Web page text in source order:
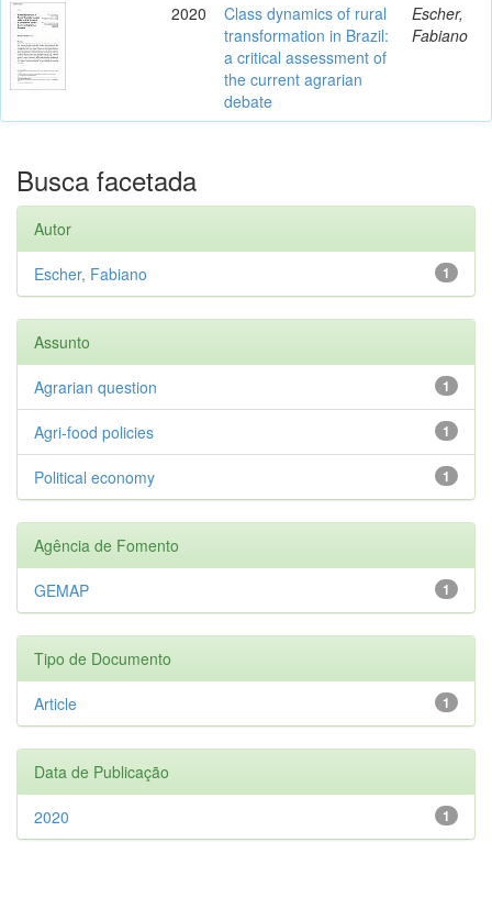
2020
Class dynamics of rural
transformation in Brazil:
a critical assessment of
the current agrarian
debate
Escher,
Fabiano
Busca facetada
Autor
1
Escher, Fabiano
Assunto
1
Agrarian question
1
Agri-food policies
1
Political economy
Agência de Fomento
1
GEMAP
Tipo de Documento
1
Article
Data de Publicação
1
2020